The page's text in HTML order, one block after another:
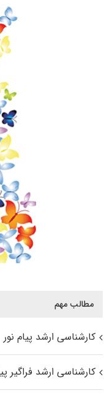
مطالب مهم
کارشناسی ارشد پیام نور
کارشناسی ارشد فراگیر